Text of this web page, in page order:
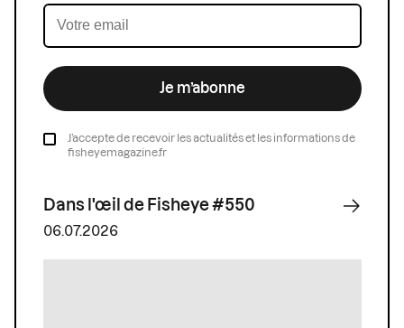
Je m’abonne
J’accepte de recevoir les actualités et les informations de
fisheyemagazine.fr
Dans l'œil de Fisheye #550
06.07.2026